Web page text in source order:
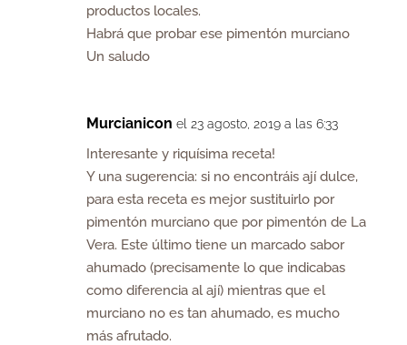
productos locales.
Habrá que probar ese pimentón murciano
Un saludo
Murcianicon el 23 agosto, 2019 a las 6:33
Interesante y riquísima receta!
Y una sugerencia: si no encontráis ají dulce,
para esta receta es mejor sustituirlo por
pimentón murciano que por pimentón de La
Vera. Este último tiene un marcado sabor
ahumado (precisamente lo que indicabas
como diferencia al ají) mientras que el
murciano no es tan ahumado, es mucho
más afrutado.